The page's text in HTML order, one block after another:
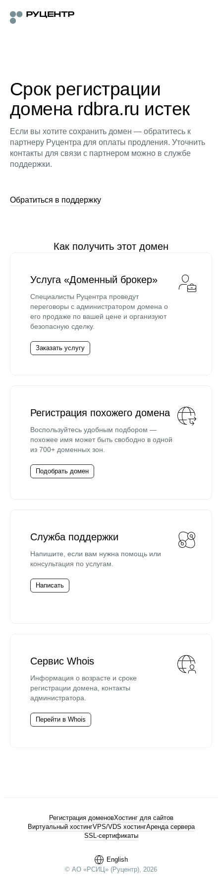
Срок регистрации
домена rdbra.ru истек
Если вы хотите сохранить домен — обратитесь к
партнеру Руцентра для оплаты продления. Уточнить
контакты для связи с партнером можно в службе
поддержки.
Обратиться в поддержку
Как получить этот домен
Услуга «Доменный брокер»
Специалисты Руцентра проведут
переговоры с администратором домена о
его продаже по вашей цене и организуют
безопасную сделку.
Заказать услугу
Регистрация похожего домена
Воспользуйтесь удобным подбором —
похожее имя может быть свободно в одной
из 700+ доменных зон.
Подобрать домен
Служба поддержки
Напишите, если вам нужна помощь или
консультация по услугам.
Написать
Сервис Whois
Информация о возрасте и сроке
регистрации домена, контакты
администратора.
Перейти в Whois
English
© АО «РСИЦ» (Руцентр), 2026
Регистрация доменовХостинг для сайтов
Виртуальный хостингVPS/VDS хостингАренда сервера
SSL-сертификаты